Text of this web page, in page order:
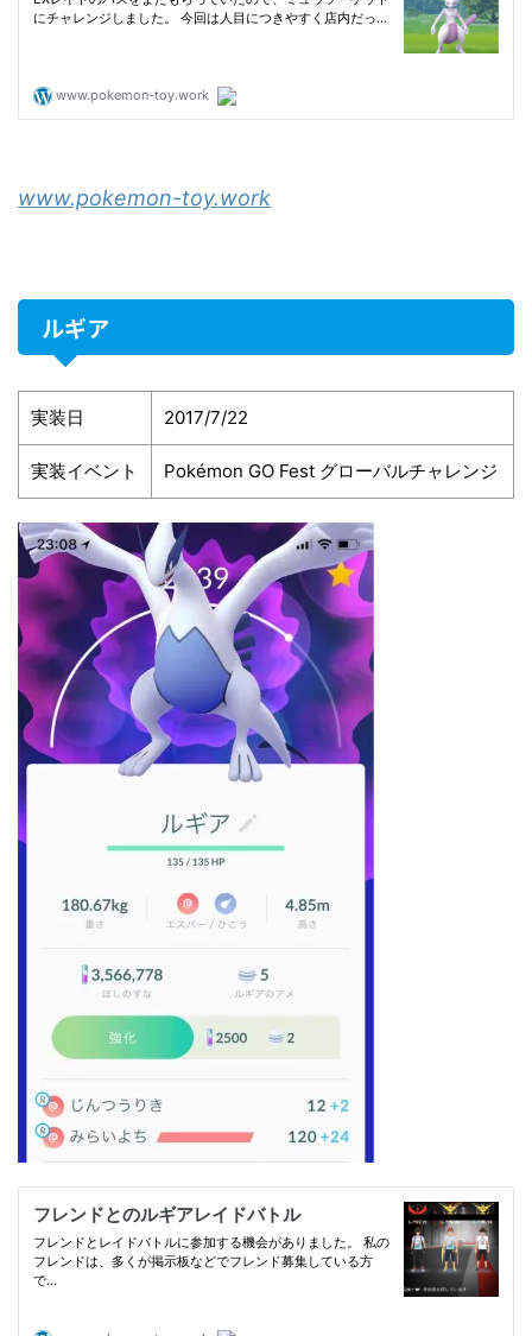
www.pokemon-toy.work
ルギア
実装日 2017/7/22
実装イベント Pokémon GO Fest グローバルチャレンジ